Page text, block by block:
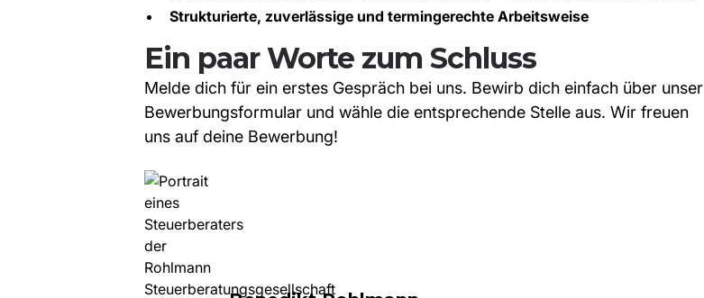
Strukturierte, zuverlässige und termingerechte Arbeitsweise
Ein paar Worte zum Schluss
Melde dich für ein erstes Gespräch bei uns. Bewirb dich einfach über unser
Bewerbungsformular und wähle die entsprechende Stelle aus. Wir freuen
uns auf deine Bewerbung!